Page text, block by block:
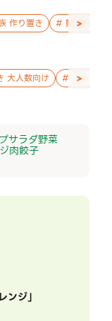
作り置き # 鮭 親子 作
>
大人数向け # ジャム
>
サラダ野菜
肉餃子
ンジ」